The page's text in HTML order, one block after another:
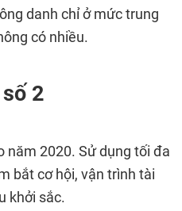
danh chỉ ở mức trung
có nhiều.
2
năm 2020. Sử dụng tối đa
bắt cơ hội, vận trình tài
khởi sắc.